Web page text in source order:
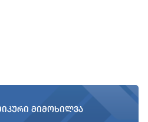
მიმოხილვა